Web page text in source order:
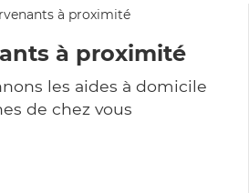
à proximité
les aides à domicile
de chez vous